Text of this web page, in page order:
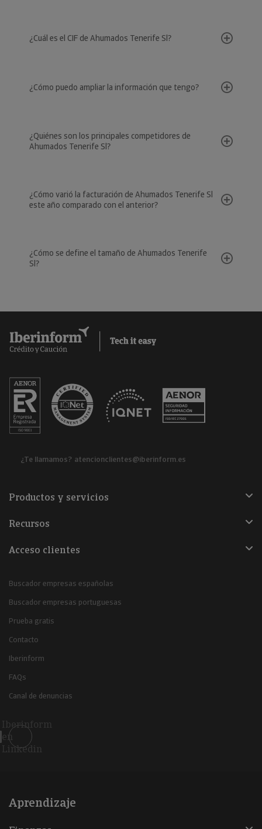
¿Cuál es el CIF de Ahumados Tenerife Sl?
¿Cómo puedo ampliar la información que tengo?
¿Quiénes son los principales competidores de
Ahumados Tenerife Sl?
¿Cómo varió la facturación de Ahumados Tenerife Sl
este año comparado con el anterior?
¿Cómo se define el tamaño de Ahumados Tenerife
Sl?
¿Te llamamos? atencionclientes@iberinform.es
Productos y servicios
Recursos
Acceso clientes
Buscador empresas españolas
Buscador empresas portuguesas
Prueba gratis
Contacto
Iberinform
FAQs
Canal de denuncias
Iberinform
en
Linkedin
Aprendizaje